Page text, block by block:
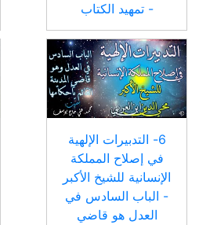
- تمهيد الكتاب
6- التدبيرات الإلهية
في إصلاح المملكة
الإنسانية للشيخ الأكبر
- الباب السادس في
العدل هو قاضي